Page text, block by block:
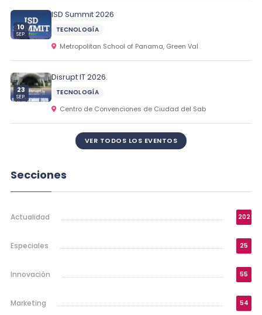
10
SEP.
ISD Summit 2026
TECNOLOGÍA
Metropolitan School of Panama, Green Val
23
SEP.
Disrupt IT 2026.
TECNOLOGÍA
Centro de Convenciones de Ciudad del Sab
VER TODOS LOS EVENTOS
Secciones
Actualidad 202
Especiales 25
Innovación 55
Marketing 54